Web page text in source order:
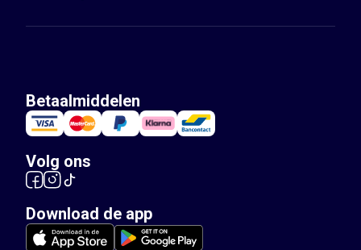
Betaalmiddelen
Volg ons
Download de app